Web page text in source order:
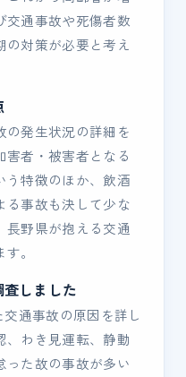
交通事故や死傷者数
の対策が必要と考え
の発生状況の詳細を
害者・被害者となる
う特徴のほか、飲酒
る事故も決して少な
長野県が抱える交通
。
しました
通事故の原因を詳し
、わき見運転、静動
った故の事故が多い